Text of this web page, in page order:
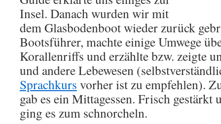
Insel. Danach wurden wir mit
dem Glasbodenboot wieder zurück
Bootsführer, machte einige Umwege
Korallenriffs und erzählte bzw. zeigte
und andere Lebewesen
Sprachkurs vorher ist zu empfehlen).
gab es ein Mittagessen. Frisch gestärkt
ging es zum schnorcheln.